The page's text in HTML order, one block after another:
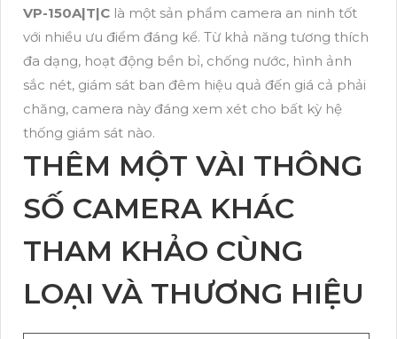
VP-150A|T|C là một sản phẩm camera an ninh tốt
với nhiều ưu điểm đáng kể. Từ khả năng tương thích
đa dạng, hoạt động bền bỉ, chống nước, hình ảnh
sắc nét, giám sát ban đêm hiệu quả đến giá cả phải
chăng, camera này đáng xem xét cho bất kỳ hệ
thống giám sát nào.
THÊM MỘT VÀI THÔNG
SỐ CAMERA KHÁC
THAM KHẢO CÙNG
LOẠI VÀ THƯƠNG HIỆU